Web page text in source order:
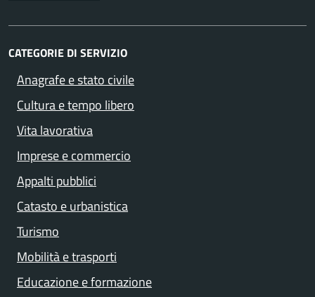
CATEGORIE DI SERVIZIO
Anagrafe e stato civile
Cultura e tempo libero
Vita lavorativa
Imprese e commercio
Appalti pubblici
Catasto e urbanistica
Turismo
Mobilità e trasporti
Educazione e formazione